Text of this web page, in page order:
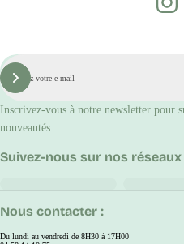
E-
mail
S'inscrire
Inscrivez-vous à notre newsletter pour
nouveautés.
Nous contacter :
Du lundi au vendredi de 8H30 à 17H00
Suivez-nous sur nos